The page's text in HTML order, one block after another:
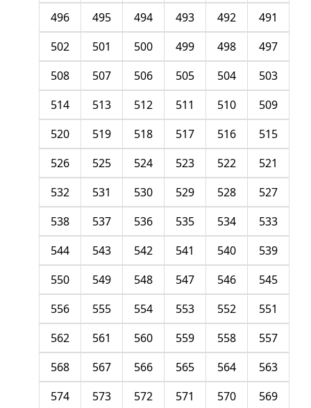
491
492
493
494
495
496
497
498
499
500
501
502
503
504
505
506
507
508
509
510
511
512
513
514
515
516
517
518
519
520
521
522
523
524
525
526
527
528
529
530
531
532
533
534
535
536
537
538
539
540
541
542
543
544
545
546
547
548
549
550
551
552
553
554
555
556
557
558
559
560
561
562
563
564
565
566
567
568
569
570
571
572
573
574